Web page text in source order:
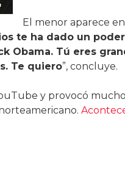
El menor aparece
te ha dado un
Obama. Tú eres
Te quiero”, concluye.
y provocó